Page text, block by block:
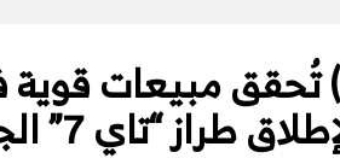
7” الجديد في الربع الرابع